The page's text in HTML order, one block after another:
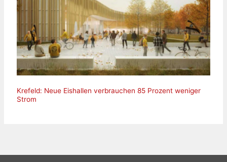
Krefeld: Neue Eishallen verbrauchen 85 Prozent weniger
Strom